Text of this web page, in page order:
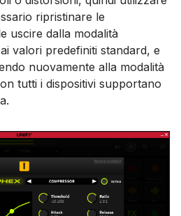
ripristinare le
uscire dalla modalità
valori predefiniti standard, e
nuovamente alla modalità
tutti i dispositivi supportano